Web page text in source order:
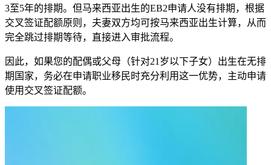
3至5年的排期。但马来西亚出生的EB2申请人没有排期，根据
交叉签证配额原则，夫妻双方均可按马来西亚出生计算，从而
完全跳过排期等待，直接进入审批流程。
因此，如果您的配偶或父母（针对21岁以下子女）出生在无排
期国家，务必在申请职业移民时充分利用这一优势，主动申请
使用交叉签证配额。